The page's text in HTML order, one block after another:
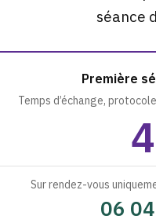
séance
Première
Temps d’échange,
Sur rendez-vous
06